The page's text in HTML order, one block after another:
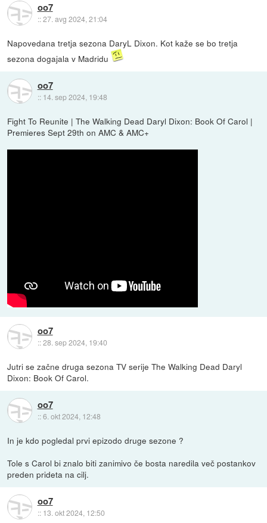
oo7
::27. avg 2024, 21:04
Napovedana tretja sezona DaryL Dixon. Kot kaže se bo tretja
sezona dogajala v Madridu
oo7
:: 14. sep 2024, 19:48
Fight To Reunite | The Walking Dead Daryl Dixon: Book Of Carol |
Premieres Sept 29th on AMC & AMC+
oo7
::28. sep 2024, 19:40
Jutri se začne druga sezona TV serije The Walking Dead Daryl
Dixon: Book Of Carol.
oo7
::6. okt 2024, 12:48
In je kdo pogledal prvi epizodo druge sezone ?
Tole s Carol bi znalo biti zanimivo če bosta naredila več postankov
preden prideta na cilj.
oo7
:: 13. okt 2024, 12:50